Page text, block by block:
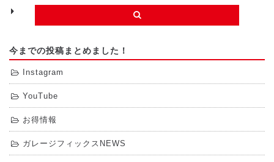
今までの投稿まとめました！
Instagram
YouTube
お得情報
ガレージフィックスNEWS